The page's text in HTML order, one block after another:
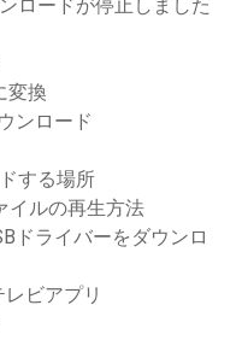
ロードが停止しました
変換
ンロード
する場所
イルの再生方法
ドライバーをダウンロ
ビアプリ